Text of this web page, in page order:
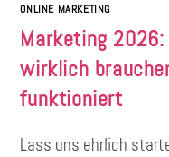
ONLINE MARKETING
Marketing
wirklich
funktioniert
Lass uns ehrlich